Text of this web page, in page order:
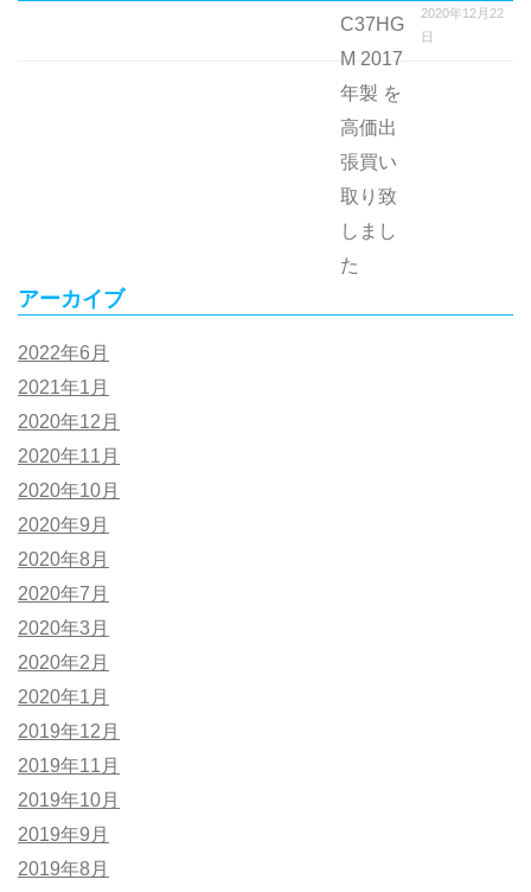
2020年12月22
日
アーカイブ
2022年6月
2021年1月
2020年12月
2020年11月
2020年10月
2020年9月
2020年8月
2020年7月
2020年3月
2020年2月
2020年1月
2019年12月
2019年11月
2019年10月
2019年9月
2019年8月